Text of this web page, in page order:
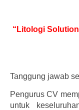
“Litologi
Tanggung jawab
Pengurus CV
untuk